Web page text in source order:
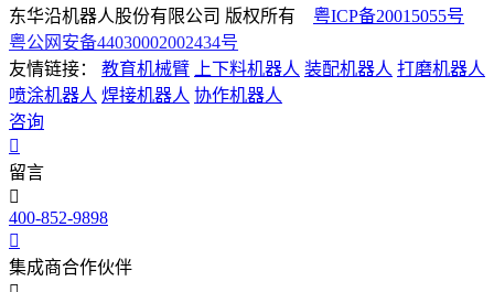
东华沿机器人股份有限公司 版权所有 粤ICP备20015055号
粤公网安备44030002002434号
友情链接：
教育机械臂 上下料机器人 装配机器人 打磨机器人
喷涂机器人 焊接机器人 协作机器人
咨询
留言
400-852-9898
集成商合作伙伴